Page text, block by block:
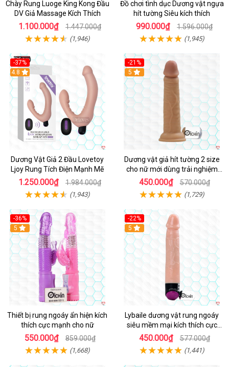
Chày Rung Luoge King Kong Đầu
DV Giả Massage Kích Thích
1.100.000₫ 1.447.000₫
(1,946)
Đồ chơi tình dục Dương vật ngựa
hít tường Siêu kích thích
990.000₫ 1.596.000₫
(1,945)
-37%
Hot
4.8
Dương Vật Giả 2 Đầu Lovetoy
Ljoy Rung Tích Điện Mạnh Mẽ
1.250.000₫ 1.984.000₫
(1,943)
-21%
Hot
5
Dương vật giả hít tường 2 size
cho nữ mới dùng trải nghiệm
thật
450.000₫ 570.000₫
(1,729)
-36%
Hot
5
Thiết bị rung ngoáy ẩn hiện kích
thích cực mạnh cho nữ
550.000₫ 859.000₫
(1,668)
-22%
Hot
5
Lybaile dương vật rung ngoáy
siêu mềm mại kích thích cực
mạnh
450.000₫ 577.000₫
(1,441)